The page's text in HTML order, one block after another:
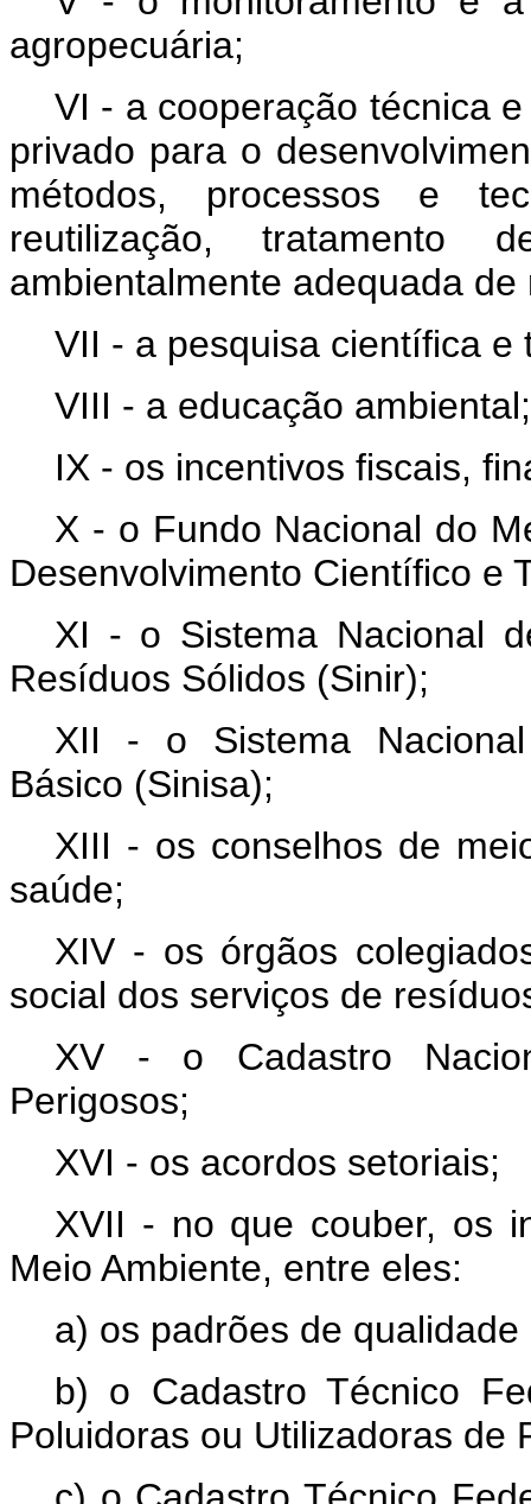
agropecuária;
VI - a cooperação técnica
privado para o
métodos, processos e
reutilização, tratamento
ambientalmente adequada
VII - a pesquisa científica
VIII - a educação
IX - os incentivos fiscais,
X - o Fundo Nacional do
Desenvolvimento Científico e
XI - o Sistema Nacional
Resíduos Sólidos (Sinir);
XII - o Sistema
Básico (Sinisa);
XIII - os conselhos de
saúde;
XIV - os órgãos
social dos serviços de
XV - o Cadastro
Perigosos;
XVI - os acordos setoriais;
XVII - no que couber, os
Meio Ambiente, entre eles:
a) os padrões de
b) o Cadastro Técnico
Poluidoras ou Utilizadoras de